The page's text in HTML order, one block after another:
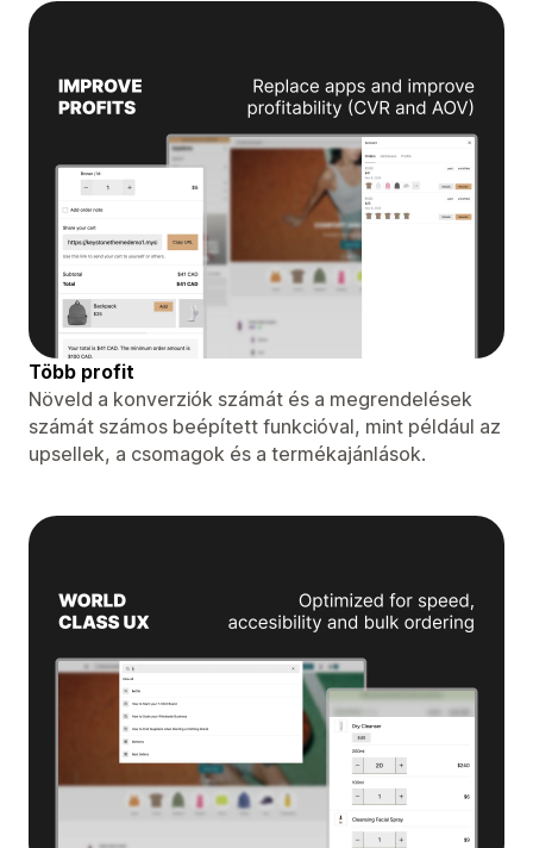
Több profit
Növeld a konverziók számát és a megrendelések
számát számos beépített funkcióval, mint például az
upsellek, a csomagok és a termékajánlások.